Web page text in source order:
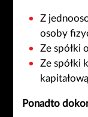
Z
osoby
Ze spółki
Ze spółki
kapitałową
Ponadto